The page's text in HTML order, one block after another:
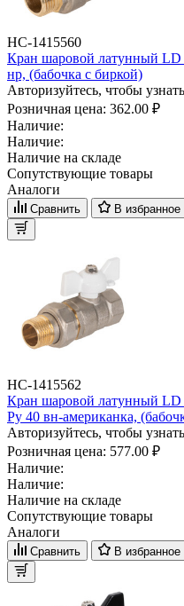
НС-1415560
Кран шаровой латунный
нр, (бабочка с биркой)
Авторизуйтесь, чтобы
Розничная цена: 362.00 ₽
Наличие:
Наличие:
Наличие на складе
Сопутствующие товары
Аналоги
Сравнить В избранное
НС-1415562
Кран шаровой латунный
Ру 40 вн-американка,
Авторизуйтесь, чтобы
Розничная цена: 577.00 ₽
Наличие:
Наличие:
Наличие на складе
Сопутствующие товары
Аналоги
Сравнить В избранное